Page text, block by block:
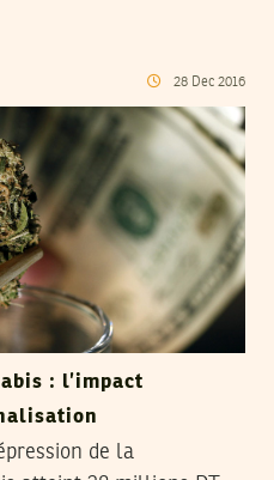
28 Dec 2016
: l’impact
de la